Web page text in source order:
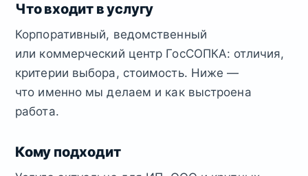
Что входит в услугу
Корпоративный, ведомственный
или коммерческий центр ГосСОПКА: отличия,
критерии выбора, стоимость. Ниже —
что именно мы делаем и как выстроена
работа.
Кому подходит